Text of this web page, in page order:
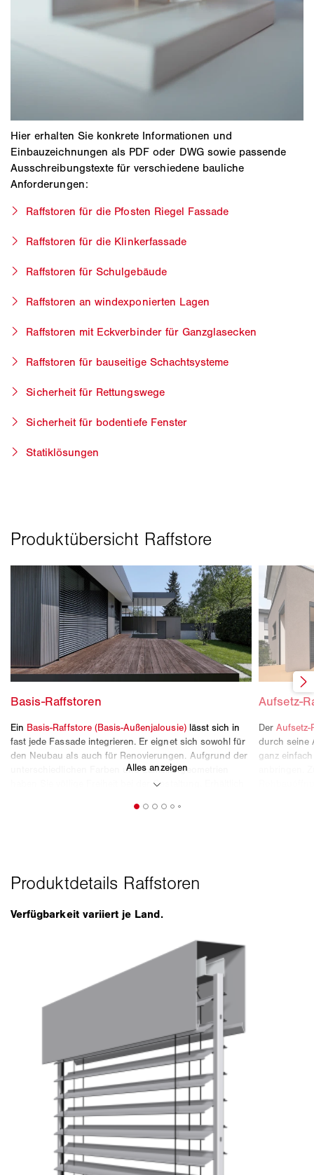
Hier erhalten Sie konkrete Informationen und
Einbauzeichnungen als PDF oder DWG sowie passende
Ausschreibungstexte für verschiedene bauliche
Anforderungen:
Raffstoren für die Pfosten Riegel Fassade
Raffstoren für die Klinkerfassade
Raffstoren für Schulgebäude
Raffstoren an windexponierten Lagen
Raffstoren mit Eckverbinder für Ganzglasecken
Raffstoren für bauseitige Schachtsysteme
Sicherheit für Rettungswege
Sicherheit für bodentiefe Fenster
Statiklösungen
Verfügbarkeit variiert je Land.